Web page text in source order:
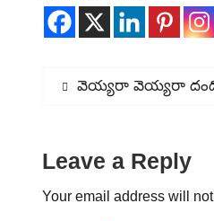
Post
Previous
వెయ్యరా వెయ్యరా
Leave a Reply
Your email address will